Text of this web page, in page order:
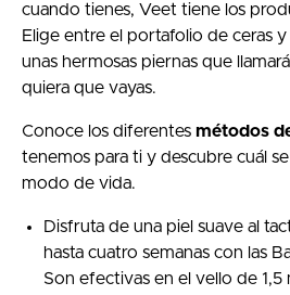
cuando tienes, Veet tiene los
Elige entre el portafolio de ceras
unas hermosas piernas que
quiera que vayas.
Conoce los diferentes métodos
tenemos para ti y descubre cuál
modo de vida.
Disfruta de una piel suave al
hasta cuatro semanas con las
Son efectivas en el vello de 1,5